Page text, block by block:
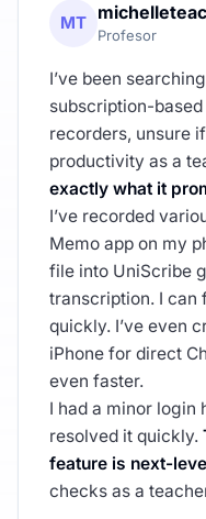
MT
Profesor
I’ve been
subscription-
recorders, unsure
productivity as a
exactly what it
I’ve recorded
Memo app on my
file into UniScribe
transcription. I can
quickly. I’ve even
iPhone for direct
even faster.
I had a minor login
resolved it quickly.
feature is next-
checks as a